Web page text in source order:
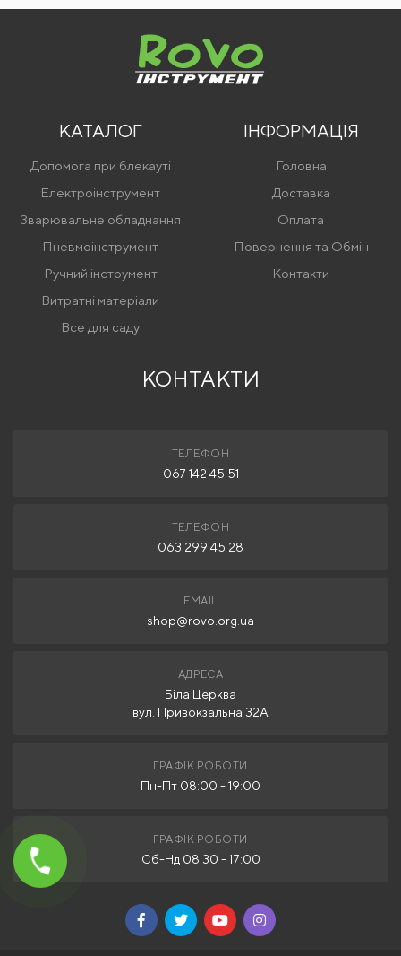
КАТАЛОГ
Допомога при блекауті
Електроінструмент
Зварювальне обладнання
Пневмоінструмент
Ручний інструмент
Витратні матеріали
Все для саду
ІНФОРМАЦІЯ
Головна
Доставка
Оплата
Повернення та Обмін
Контакти
КОНТАКТИ
ТЕЛЕФОН
067 142 45 51
ТЕЛЕФОН
063 299 45 28
EMAIL
shop@rovo.org.ua
АДРЕСА
Біла Церква
вул. Привокзальна 32А
ГРАФІК РОБОТИ
Пн-Пт 08:00 - 19:00
ГРАФІК РОБОТИ
Сб-Нд 08:30 - 17:00